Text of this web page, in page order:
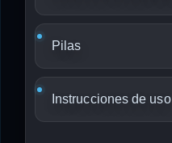
Pilas
Instrucciones de uso